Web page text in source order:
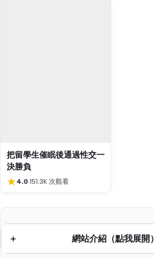
把留學生催眠後通過性交一
決勝負
★4.0·151.3K 次觀看
網站介紹（點我展開）